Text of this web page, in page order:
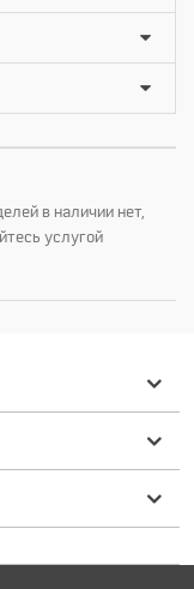
в наличии нет,
услугой